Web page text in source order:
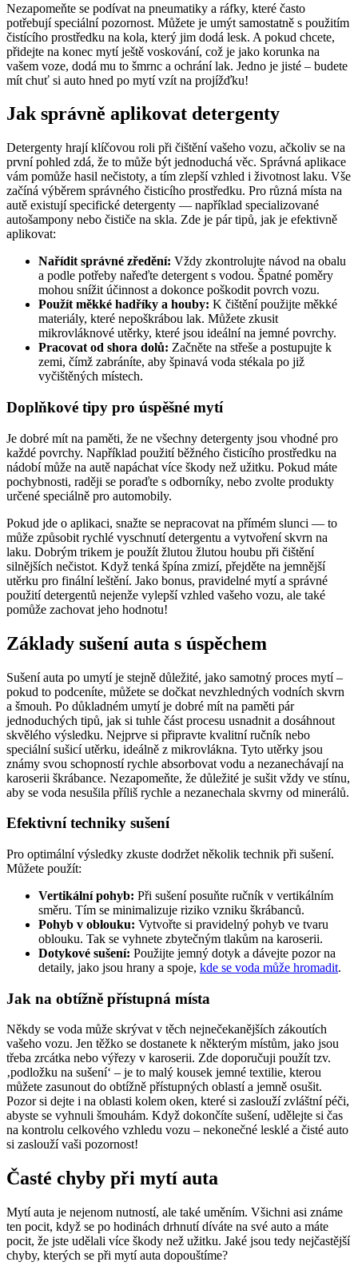
Nezapomeňte se podívat na pneumatiky a ráfky, které často
potřebují speciální pozornost. Můžete je umýt samostatně s použitím
čistícího prostředku na kola, který jim dodá lesk. A pokud chcete,
přidejte na konec mytí ještě voskování, což je jako korunka na
vašem voze, dodá mu to šmrnc a ochrání lak. Jedno je jisté – budete
mít chuť si auto hned po mytí vzít na projížďku!
Jak správně aplikovat detergenty
Detergenty hrají klíčovou roli při čištění vašeho vozu, ačkoliv se na
první pohled zdá, že to může být jednoduchá věc. Správná aplikace
vám pomůže hasil nečistoty, a tím zlepší vzhled i životnost laku. Vše
začíná výběrem správného čisticího prostředku. Pro různá místa na
autě existují specifické detergenty — například specializované
autošampony nebo čističe na skla. Zde je pár tipů, jak je efektivně
aplikovat:
Nařídit správné zředění: Vždy zkontrolujte návod na obalu
a podle potřeby nařeďte detergent s vodou. Špatné poměry
mohou snížit účinnost a dokonce poškodit povrch vozu.
Použít měkké hadříky a houby: K čištění použijte měkké
materiály, které nepoškrábou lak. Můžete zkusit
mikrovláknové utěrky, které jsou ideální na jemné povrchy.
Pracovat od shora dolů: Začněte na střeše a postupujte k
zemi, čímž zabráníte, aby špinavá voda stékala po již
vyčištěných místech.
Doplňkové tipy pro úspěšné mytí
Je dobré mít na paměti, že ne všechny detergenty jsou vhodné pro
každé povrchy. Například použití běžného čisticího prostředku na
nádobí může na autě napáchat více škody než užitku. Pokud máte
pochybnosti, raději se poraďte s odborníky, nebo zvolte produkty
určené speciálně pro automobily.
Pokud jde o aplikaci, snažte se nepracovat na přímém slunci — to
může způsobit rychlé vyschnutí detergentu a vytvoření skvrn na
laku. Dobrým trikem je použít žlutou žlutou houbu při čištění
silnějších nečistot. Když tenká špína zmizí, přejděte na jemnější
utěrku pro finální leštění. Jako bonus, pravidelné mytí a správné
použití detergentů nejenže vylepší vzhled vašeho vozu, ale také
pomůže zachovat jeho hodnotu!
Základy sušení auta s úspěchem
Sušení auta po umytí je stejně důležité, jako samotný proces mytí –
pokud to podceníte, můžete se dočkat nevzhledných vodních skvrn
a šmouh. Po důkladném umytí je dobré mít na paměti pár
jednoduchých tipů, jak si tuhle část procesu usnadnit a dosáhnout
skvělého výsledku. Nejprve si připravte kvalitní ručník nebo
speciální sušicí utěrku, ideálně z mikrovlákna. Tyto utěrky jsou
známy svou schopností rychle absorbovat vodu a nezanechávají na
karoserii škrábance. Nezapomeňte, že důležité je sušit vždy ve stínu,
aby se voda nesušila příliš rychle a nezanechala skvrny od minerálů.
Efektivní techniky sušení
Pro optimální výsledky zkuste dodržet několik technik při sušení.
Můžete použít:
Vertikální pohyb: Při sušení posuňte ručník v vertikálním
směru. Tím se minimalizuje riziko vzniku škrábanců.
Pohyb v oblouku: Vytvořte si pravidelný pohyb ve tvaru
oblouku. Tak se vyhnete zbytečným tlakům na karoserii.
Dotykové sušení: Použijte jemný dotyk a dávejte pozor na
detaily, jako jsou hrany a spoje, kde se voda může hromadit.
Jak na obtížně přístupná místa
Někdy se voda může skrývat v těch nejnečekanějších zákoutích
vašeho vozu. Jen těžko se dostanete k některým místům, jako jsou
třeba zrcátka nebo výřezy v karoserii. Zde doporučuji použít tzv.
‚podložku na sušení‘ – je to malý kousek jemné textilie, kterou
můžete zasunout do obtížně přístupných oblastí a jemně osušit.
Pozor si dejte i na oblasti kolem oken, které si zaslouží zvláštní péči,
abyste se vyhnuli šmouhám. Když dokončíte sušení, udělejte si čas
na kontrolu celkového vzhledu vozu – nekonečné lesklé a čisté auto
si zaslouží vaši pozornost!
Časté chyby při mytí auta
Mytí auta je nejenom nutností, ale také uměním. Všichni asi známe
ten pocit, když se po hodinách drhnutí díváte na své auto a máte
pocit, že jste udělali více škody než užitku. Jaké jsou tedy nejčastější
chyby, kterých se při mytí auta dopouštíme?